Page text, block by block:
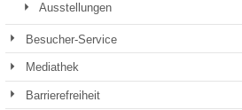
Ausstellungen
Besucher-Service
Mediathek
Barrierefreiheit